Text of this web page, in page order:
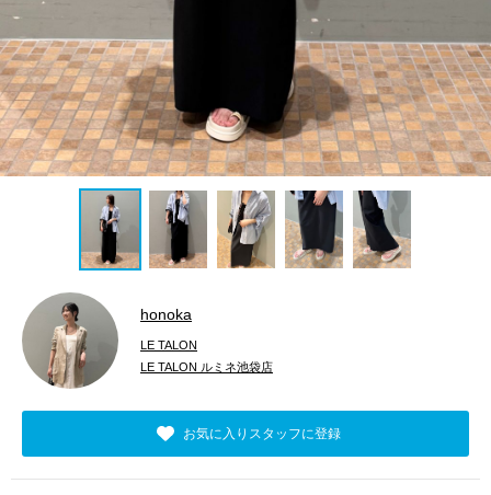
honoka
LE TALON
LE TALON ルミネ池袋店
お気に入りスタッフに登録